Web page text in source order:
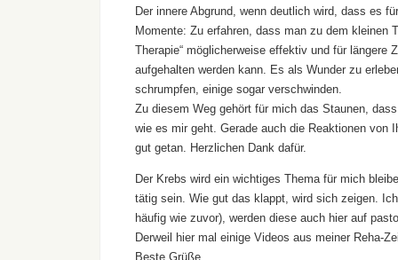
Der innere Abgrund, wenn deutlich wird, dass es
Momente: Zu erfahren, dass man zu dem kleinen
Therapie“ möglicherweise effektiv und für längere
aufgehalten werden kann. Es als Wunder zu
schrumpfen, einige sogar verschwinden.
Zu diesem Weg gehört für mich das Staunen,
wie es mir geht. Gerade auch die Reaktionen von
gut getan. Herzlichen Dank dafür.
Der Krebs wird ein wichtiges Thema für mich
tätig sein. Wie gut das klappt, wird sich zeigen.
häufig wie zuvor), werden diese auch hier auf
Derweil hier mal einige Videos aus meiner Reha-
Beste Grüße